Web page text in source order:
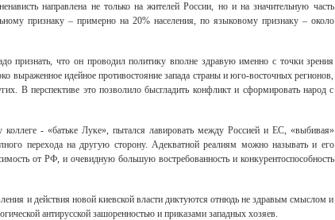
направлена не только на жителей России, но и на значительную часть
признаку – примерно на 20% населения, по языковому признаку – около
признать, что он проводил политику вполне здравую именно с точки зрения
выраженное идейное противостояние запада страны и юго-восточных регионов,
В перспективе это позволило бысгладить конфликт и сформировать народ с
- «батьке Луке», пытался лавировать между Россией и ЕС, «выбивая»
перехода на другую сторону. Адекватной реалиям можно называть и его
от РФ, и очевидную большую востребованность и конкурентоспособность
и действия новой киевской власти диктуются отнюдь не здравым смыслом и
антирусской зашоренностью и приказами западных хозяев.